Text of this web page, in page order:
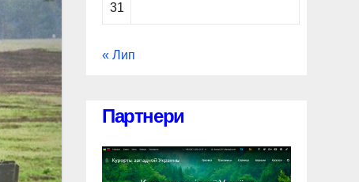
31
« Лип
Партнери